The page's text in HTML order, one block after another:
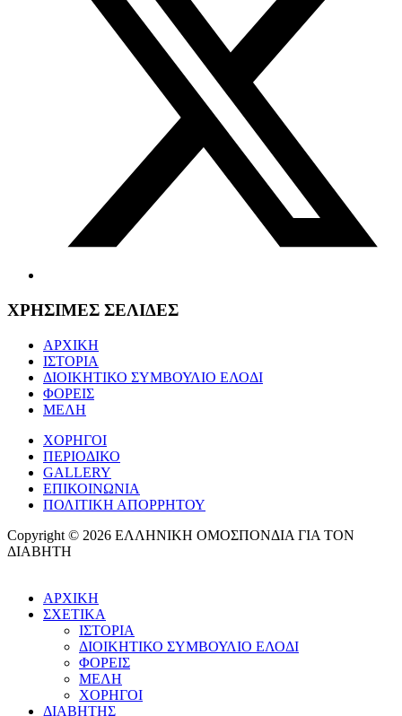
ΧΡΗΣΙΜΕΣ ΣΕΛΙΔΕΣ
ΑΡΧΙΚΗ
ΙΣΤΟΡΙΑ
ΔΙΟΙΚΗΤΙΚΟ ΣΥΜΒΟΥΛΙΟ ΕΛΟΔΙ
ΦΟΡΕΙΣ
ΜΕΛΗ
ΧΟΡΗΓΟΙ
ΠΕΡΙΟΔΙΚΟ
GALLERY
ΕΠΙΚΟΙΝΩΝΙΑ
ΠΟΛΙΤΙΚΗ ΑΠΟΡΡΗΤΟΥ
Copyright © 2026 ΕΛΛΗΝΙΚΗ ΟΜΟΣΠΟΝΔΙΑ ΓΙΑ ΤΟΝ
ΔΙΑΒΗΤΗ
ΑΡΧΙΚΗ
ΣΧΕΤΙΚΑ
ΙΣΤΟΡΙΑ
ΔΙΟΙΚΗΤΙΚΟ ΣΥΜΒΟΥΛΙΟ ΕΛΟΔΙ
ΦΟΡΕΙΣ
ΜΕΛΗ
ΧΟΡΗΓΟΙ
ΔΙΑΒΗΤΗΣ